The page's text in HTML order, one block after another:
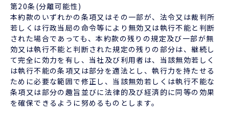
第20条(分離可能性)
本約款のいずれかの条項又はその一部が、法令又は裁判所
若しくは行政当局の命令等により無効又は執行不能と判断
された場合であっても、本約款の残りの規定及び一部が無
効又は執行不能と判断された規定の残りの部分は、継続し
て完全に効力を有し、当社及び利用者は、当該無効若しく
は執行不能の条項又は部分を適法とし、執行力を持たせる
ために必要な範囲で修正し、当該無効若しくは執行不能な
条項又は部分の趣旨並びに法律的及び経済的に同等の効果
を確保できるように努めるものとします。